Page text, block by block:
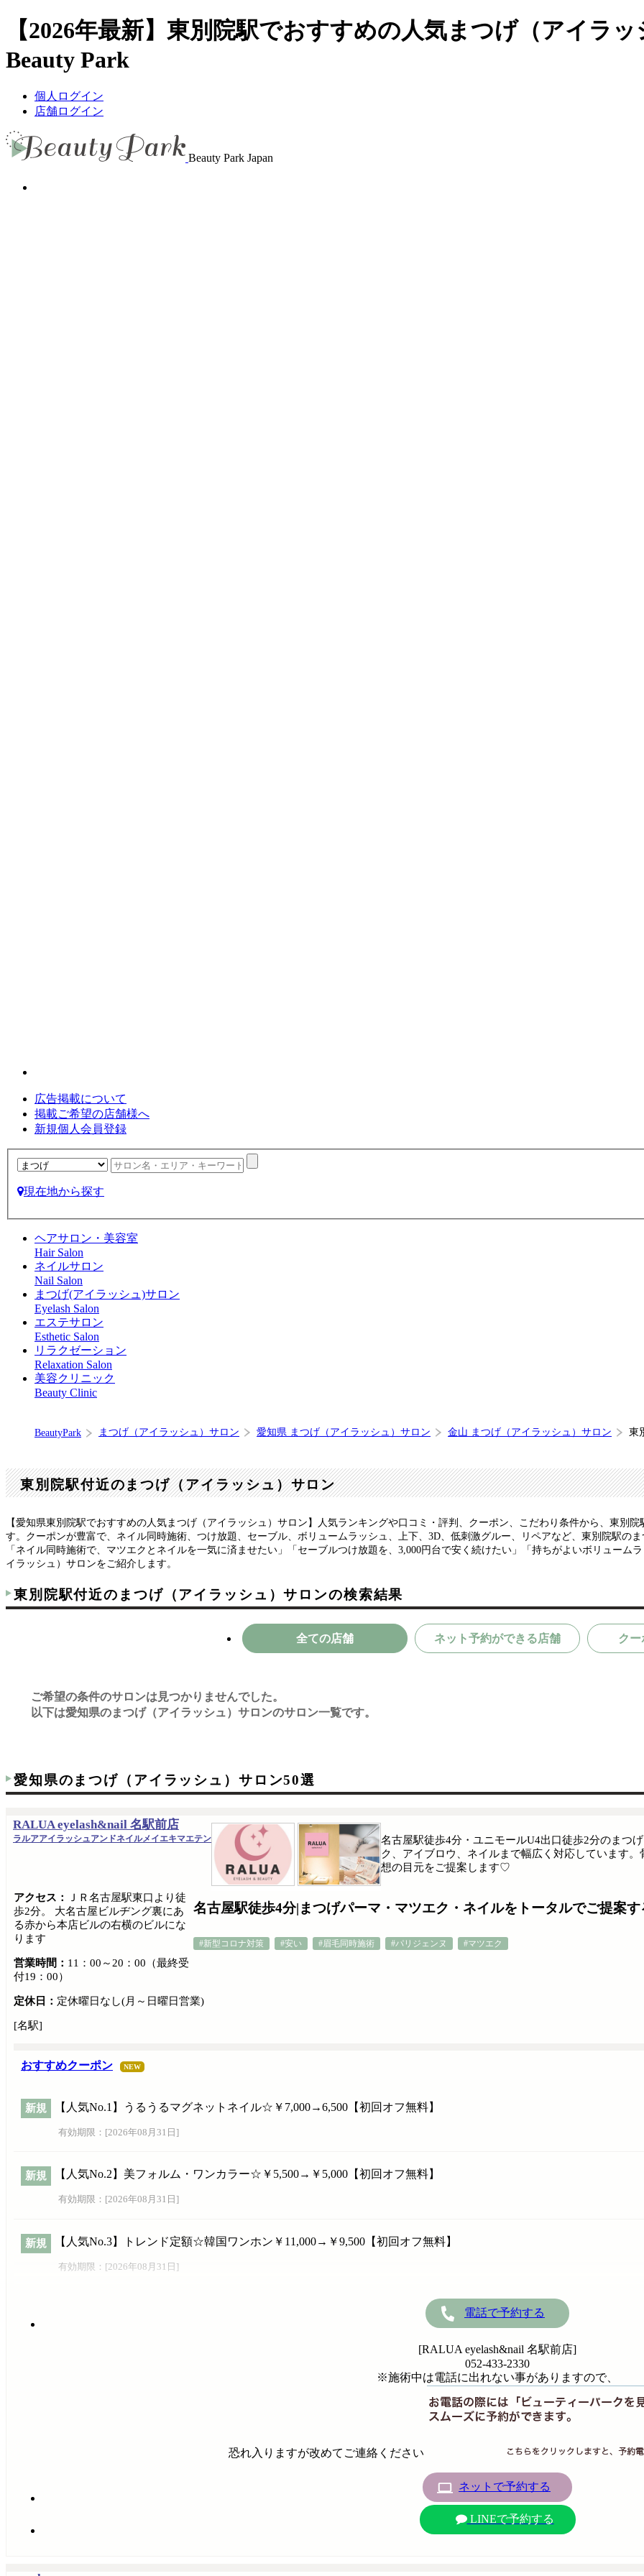
【2026年最新】東別院駅でおすすめの人気まつげ（アイラ
Beauty Park
個人ログイン
店舗ログイン
Beauty Park Japan
広告掲載について
掲載ご希望の店舗様へ
新規個人会員登録
現在地から探す
ヘアサロン・美容室
Hair Salon
ネイルサロン
Nail Salon
まつげ(アイラッシュ)サロン
Eyelash Salon
エステサロン
Esthetic Salon
リラクゼーション
Relaxation Salon
美容クリニック
Beauty Clinic
BeautyPark まつげ（アイラッシュ）サロン 愛知県 まつげ（アイラッシュ）サロン 金山 まつげ（アイラッシュ）サロン 東
東別院駅付近のまつげ（アイラッシュ）サロン
【愛知県東別院駅でおすすめの人気まつげ（アイラッシュ）サロン】人気ランキングや口コミ・評判、クーポン、こだわり条件から、東別
す。クーポンが豊富で、ネイル同時施術、つけ放題、セーブル、ボリュームラッシュ、上下、3D、低刺激グルー、リペアなど、東別院駅の
「ネイル同時施術で、マツエクとネイルを一気に済ませたい」「セーブルつけ放題を、3,000円台で安く続けたい」「持ちがよいボリュー
イラッシュ）サロンをご紹介します。
東別院駅付近のまつげ（アイラッシュ）サロンの検索結果
全ての店舗 ネット予約ができる店舗 クー
ご希望の条件のサロンは見つかりませんでした。
以下は愛知県のまつげ（アイラッシュ）サロンのサロン一覧です。
愛知県のまつげ（アイラッシュ）サロン50選
RALUA eyelash&nail 名駅前店
ラルアアイラッシュアンドネイルメイエキマエテン
名古屋駅徒歩4分|まつげパーマ・マツエク・ネイルをトータルでご提案
#新型コロナ対策 #安い #眉毛同時施術 #パリジェンヌ #マツエク
名古屋駅徒歩4分・ユニモールU4出口徒歩2分のまつ
ク、アイブロウ、ネイルまで幅広く対応しています
想の目元をご提案します♡
アクセス：
ＪＲ名古屋駅東口より徒
歩2分。 大名古屋ビルヂング裏にあ
る赤から本店ビルの右横のビルにな
ります
営業時間： 11：00～20：00（最終受
付19：00）
定休日： 定休曜日なし(月～日曜日営業)
[名駅]
おすすめクーポン NEW
新規 【人気No.1】うるうるマグネットネイル☆￥7,000→6,500【初回オフ無料】
有効期限：[2026年08月31日 ]
新規 【人気No.2】美フォルム・ワンカラー☆￥5,500→￥5,000【初回オフ無料】
有効期限：[2026年08月31日 ]
新規 【人気No.3】トレンド定額☆韓国ワンホン￥11,000→￥9,500【初回オフ無料】
有効期限：[2026年08月31日 ]
電話で予約する
[RALUA eyelash&nail 名駅前店]
052-433-2330
※施術中は電話に出れない事がありますので、
恐れ入りますが改めてご連絡ください
ネットで予約する
LINEで予約する